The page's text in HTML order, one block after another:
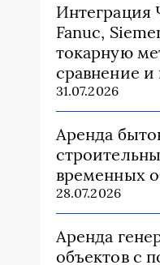
Fanuc,
токарную
сравнение и
31.07.2026
Аренда
временных
28.07.2026
Аренда
объектов с